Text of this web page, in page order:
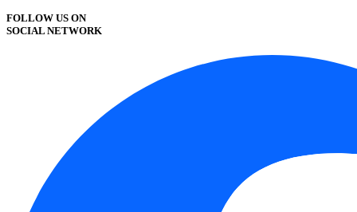
FOLLOW US ON
SOCIAL NETWORK